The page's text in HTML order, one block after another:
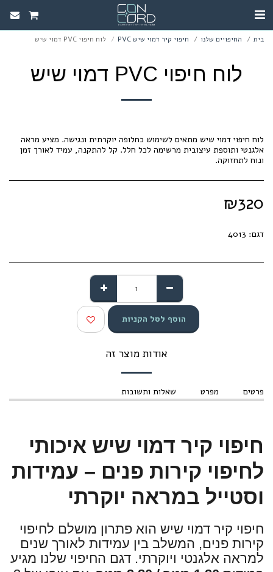
בית החיפויים שלנו חיפוי קיר דמוי שיש PVC לוח חיפוי PVC דמוי שיש
לוח חיפוי PVC דמוי שיש
לוח חיפוי דמוי שיש מתאים לשימוש כחלופה יוקרתית ונגישה. מציע מראה
אלגנטי ותוספת עיצובית מרשימה לכל חלל. קל להתקנה, עמיד לאורך זמן
ונוח לתחזוקה.
₪320
דגם: 4013
הוסף לסל הקניות
אודות מוצר זה
פרטים מפרט שאלות ותשובות
חיפוי קיר דמוי שיש איכותי
לחיפוי קירות פנים – עמידות
וסטייל במראה יוקרתי
חיפוי קיר דמוי שיש הוא פתרון מושלם לחיפוי
קירות פנים, המשלב בין עמידות לאורך שנים
למראה אלגנטי ויוקרתי. דגם החיפוי שלנו מגיע